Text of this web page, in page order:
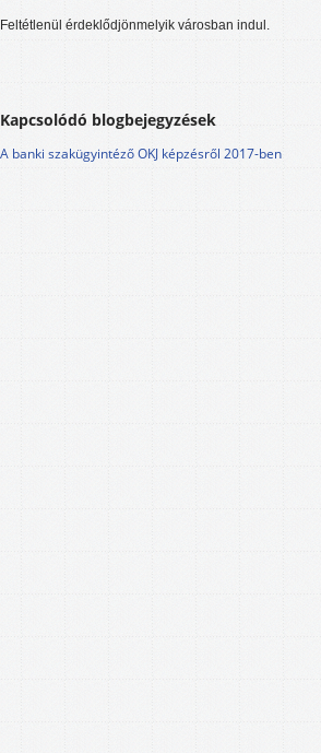
Feltétlenül érdeklődjönmelyik városban indul.
Kapcsolódó blogbejegyzések
A banki szakügyintéző OKJ képzésről 2017-ben